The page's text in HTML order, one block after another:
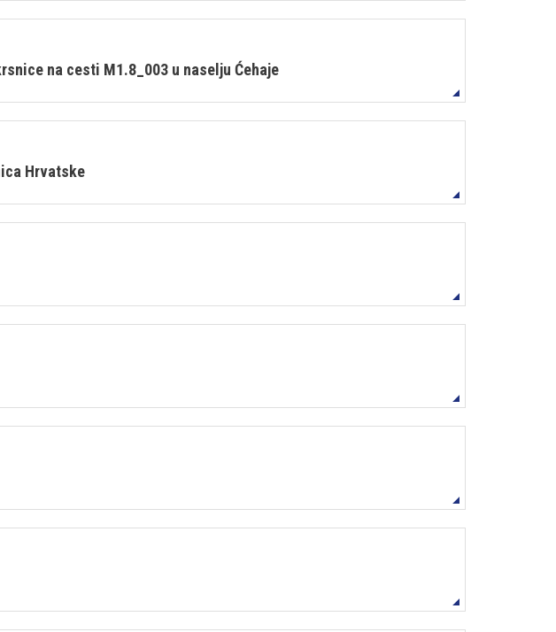
na cesti M1.8_003 u naselju Ćehaje
Hrvatske